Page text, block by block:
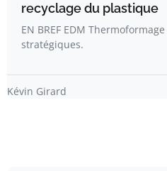
recyclage du plastique
EN BREF EDM
stratégiques.
Kévin Girard